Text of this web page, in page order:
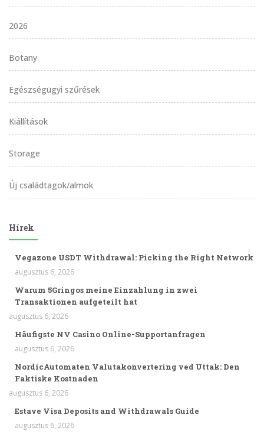
2026
Botany
Egészségügyi szűrések
Kiállítások
Storage
Új családtagok/almok
Hírek
Vegazone USDT Withdrawal: Picking the Right Network
augusztus 6, 2026
Warum 5Gringos meine Einzahlung in zwei
Transaktionen aufgeteilt hat
augusztus 6, 2026
Häufigste NV Casino Online-Supportanfragen
augusztus 6, 2026
NordicAutomaten Valutakonvertering ved Uttak: Den
Faktiske Kostnaden
augusztus 6, 2026
Estave Visa Deposits and Withdrawals Guide
augusztus 6, 2026